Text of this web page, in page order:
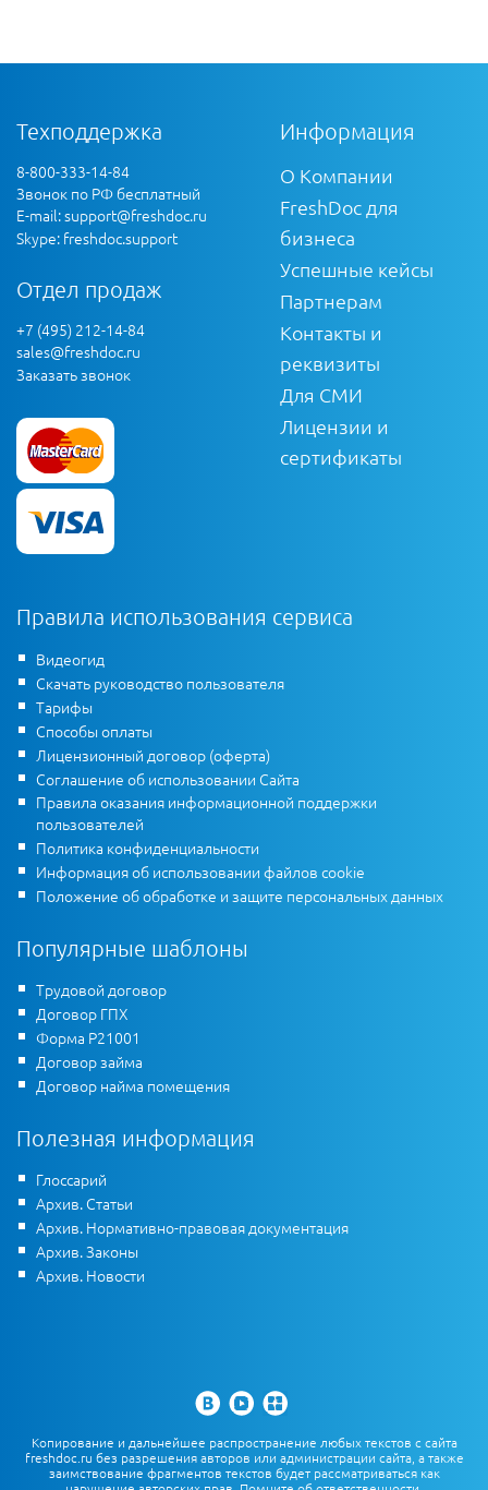
Техподдержка
8-800-333-14-84
Звонок по РФ бесплатный
E-mail:support@freshdoc.ru
Skype: freshdoc.support
Отдел продаж
+7 (495) 212-14-84
sales@freshdoc.ru
Заказать звонок
Информация
О Компании
FreshDoc для
бизнеса
Успешные кейсы
Партнерам
Контакты и
реквизиты
Для СМИ
Лицензии и
сертификаты
Правила использования сервиса
Видеогид
Скачать руководство пользователя
Тарифы
Способы оплаты
Лицензионный договор (оферта)
Соглашение об использовании Сайта
Правила оказания информационной поддержки
пользователей
Политика конфиденциальности
Информация об использовании файлов cookie
Положение об обработке и защите персональных данных
Популярные шаблоны
Трудовой договор
Договор ГПХ
Форма Р21001
Договор займа
Договор найма помещения
Полезная информация
Глоссарий
Архив. Статьи
Архив. Нормативно-правовая документация
Архив. Законы
Архив. Новости
Копирование и дальнейшее распространение любых текстов с сайта
freshdoc.ru без разрешения авторов или администрации сайта, а также
заимствование фрагментов текстов будет рассматриваться как